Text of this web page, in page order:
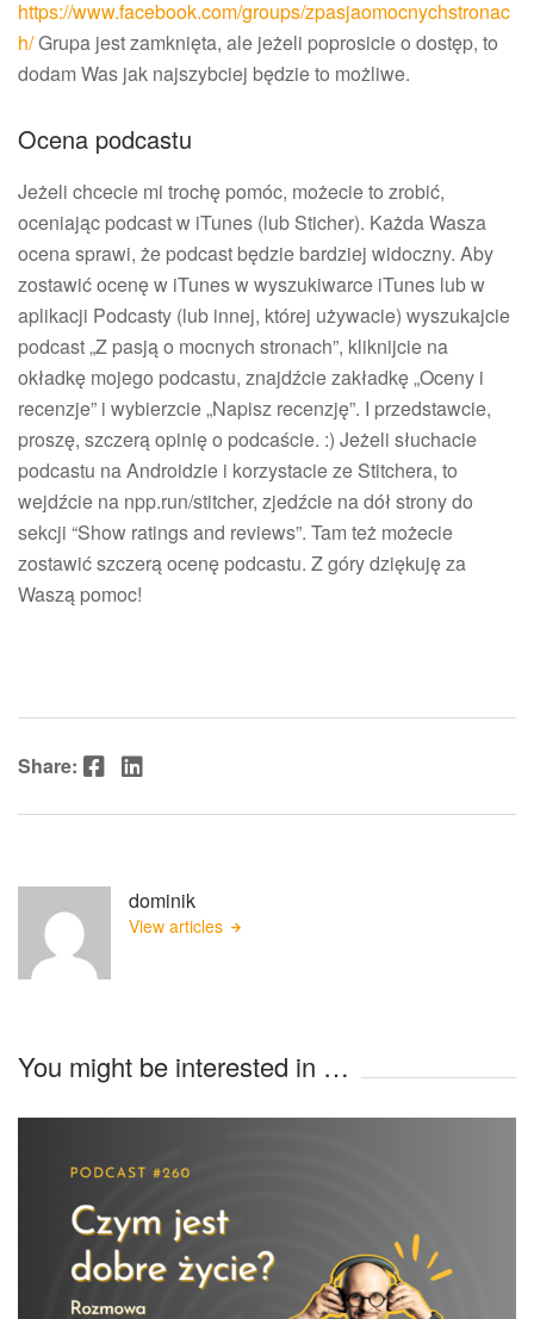
https://www.facebook.com/groups/zpasjaomocnychstronac
h/Grupa jest zamknięta, ale jeżeli poprosicie o dostęp, to
dodam Was jak najszybciej będzie to możliwe.
Ocena podcastu
Jeżeli chcecie mi trochę pomóc, możecie to zrobić,
oceniając podcast w iTunes (lub Sticher). Każda Wasza
ocena sprawi, że podcast będzie bardziej widoczny. Aby
zostawić ocenę w iTunes w wyszukiwarce iTunes lub w
aplikacji Podcasty (lub innej, której używacie) wyszukajcie
podcast „Z pasją o mocnych stronach”, kliknijcie na
okładkę mojego podcastu, znajdźcie zakładkę „Oceny i
recenzje” i wybierzcie „Napisz recenzję”. I przedstawcie,
proszę, szczerą opinię o podcaście. :) Jeżeli słuchacie
podcastu na Androidzie i korzystacie ze Stitchera, to
wejdźcie na npp.run/stitcher, zjedźcie na dół strony do
sekcji “Show ratings and reviews”. Tam też możecie
zostawić szczerą ocenę podcastu. Z góry dziękuję za
Waszą pomoc!
Share: Facebook LinkedIn
dominik
View articles
You might be interested in …